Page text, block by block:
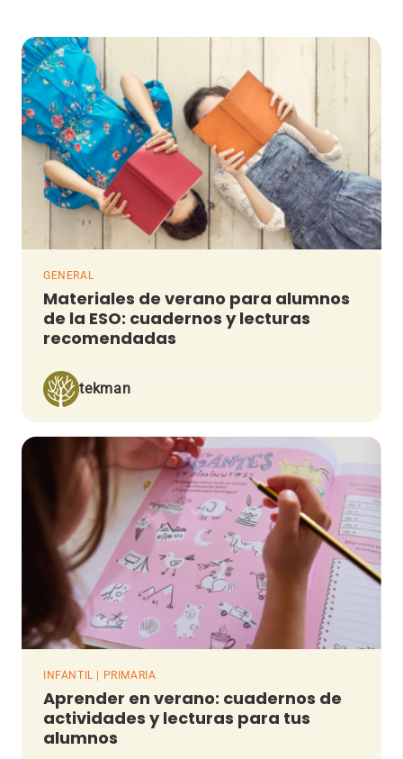
GENERAL
Materiales de verano para alumnos
de la ESO: cuadernos y lecturas
recomendadas
tekman
INFANTIL | PRIMARIA
Aprender en verano: cuadernos de
actividades y lecturas para tus
alumnos